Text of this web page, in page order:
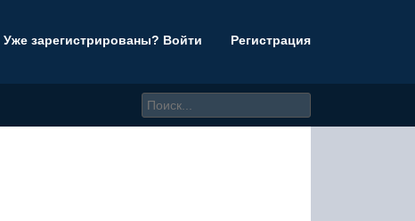
Уже зарегистрированы? Войти Регистрация